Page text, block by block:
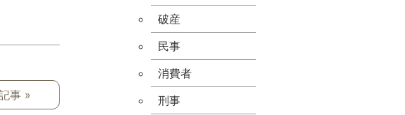
事 »
破産
民事
消費者
刑事